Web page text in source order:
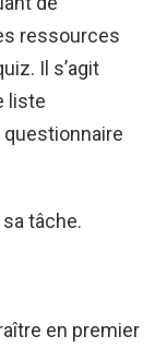
ressources
Il s’agit
liste
questionnaire
tâche.
en premier